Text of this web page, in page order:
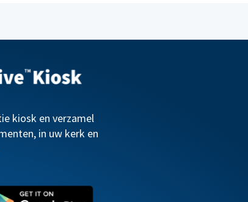
kiosk en verzamel
in uw kerk en